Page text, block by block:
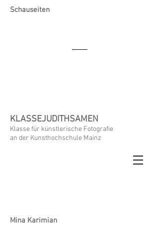
Schauseiten
KLASSEJUDITHSAMEN
Klasse für künstlerische Fotografie
an der Kunsthochschule Mainz
Mina Karimian